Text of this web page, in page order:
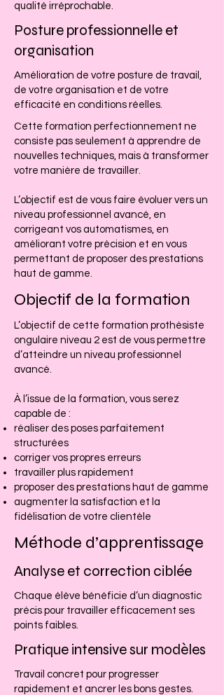
qualité irréprochable.
Posture professionnelle et
organisation
Amélioration de votre posture de travail,
de votre organisation et de votre
efficacité en conditions réelles.
Cette formation perfectionnement ne
consiste pas seulement à apprendre de
nouvelles techniques, mais à transformer
votre manière de travailler.
L’objectif est de vous faire évoluer vers un
niveau professionnel avancé, en
corrigeant vos automatismes, en
améliorant votre précision et en vous
permettant de proposer des prestations
haut de gamme.
Objectif de la formation
L’objectif de cette formation prothésiste
ongulaire niveau 2 est de vous permettre
d’atteindre un niveau professionnel
avancé.
À l’issue de la formation, vous serez
capable de :
réaliser des poses parfaitement
structurées
corriger vos propres erreurs
travailler plus rapidement
proposer des prestations haut de gamme
augmenter la satisfaction et la
fidélisation de votre clientèle
Méthode d’apprentissage
Analyse et correction ciblée
Chaque élève bénéficie d’un diagnostic
précis pour travailler efficacement ses
points faibles.
Pratique intensive sur modèles
Travail concret pour progresser
rapidement et ancrer les bons gestes.